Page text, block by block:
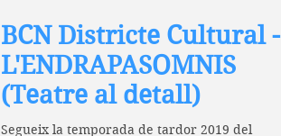
BCN Districte Cultural -
L'ENDRAPASOMNIS
(Teatre al detall)
Segueix la temporada de tardor 2019 del